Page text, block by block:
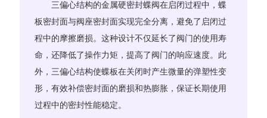
三偏心结构的金属硬密封蝶阀在启闭过程中，蝶
板密封面与阀座密封面实现完全分离，避免了启闭过
程中的摩擦磨损。这种设计不仅延长了阀门的使用寿
命，还降低了操作力矩，提高了阀门的响应速度。此
外，三偏心结构使蝶板在关闭时产生微量的弹塑性变
形，有效补偿密封面的磨损和热膨胀，保证长期使用
过程中的密封性能稳定。